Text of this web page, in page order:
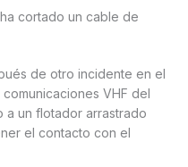
cortado un cable de
de otro incidente en el
VHF del
a un flotador arrastrado
el contacto con el